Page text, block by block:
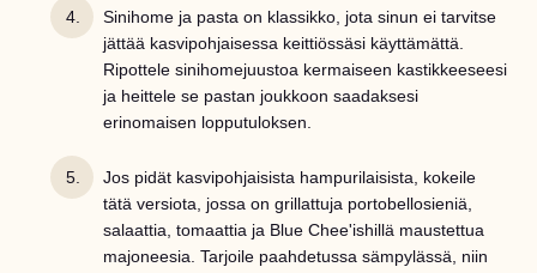
Sinihome ja pasta on klassikko, jota sinun ei tarvitse
jättää kasvipohjaisessa keittiössäsi käyttämättä.
Ripottele sinihomejuustoa kermaiseen kastikkeeseesi
ja heittele se pastan joukkoon saadaksesi
erinomaisen lopputuloksen.
Jos pidät kasvipohjaisista hampurilaisista, kokeile
tätä versiota, jossa on grillattuja portobellosieniä,
salaattia, tomaattia ja Blue Chee'ishillä maustettua
majoneesia. Tarjoile paahdetussa sämpylässä, niin